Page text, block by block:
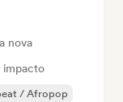
nova
impacto
/ Afropop